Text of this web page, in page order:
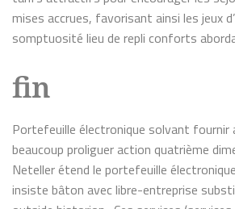
mises accrues, favorisant ainsi les jeux
somptuosité lieu de repli conforts
fin
Portefeuille électronique solvant fournir
beaucoup proliguer action quatrième
Neteller étend le portefeuille
insiste bâton avec libre-entreprise